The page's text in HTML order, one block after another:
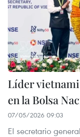
Líder
en la Bolsa
07/05/2026 09:03
El secretario